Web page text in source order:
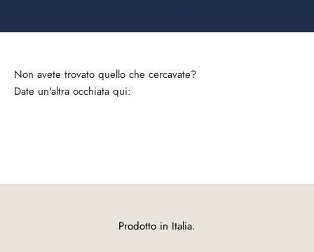
Date un'altra occhiata qui:
Prodotto in Italia.